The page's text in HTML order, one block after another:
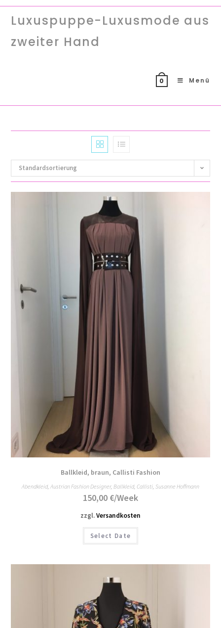
Luxuspuppe-Luxusmode aus
zweiter Hand
0 Menü
Standardsortierung
Ballkleid, braun, Callisti Fashion
Abendkleid,Austrian Fashion Designer, Ballkleid, Callisti, Susanne Hoffmann
150,00 €/Week
zzgl.Versandkosten
Select Date